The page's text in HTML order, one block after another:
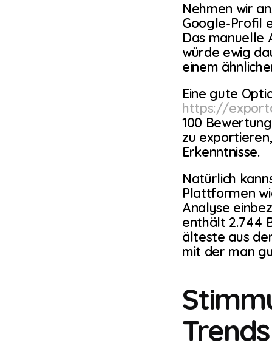
Nehmen wir
Google-Profil
Das manuelle
würde ewig
einem
https://
100
zu
Erkenntnisse.
Natürlich
Plattformen
Analyse
enthält 2.744
älteste aus
mit der man
Trends